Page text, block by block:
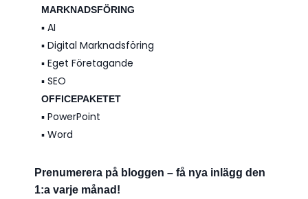
MARKNADSFÖRING
▪️ AI
▪️ Digital Marknadsföring
▪️ Eget Företagande
▪️ SEO
OFFICEPAKETET
▪️ PowerPoint
▪️ Word
Prenumerera på bloggen – få nya inlägg den
1:a varje månad!